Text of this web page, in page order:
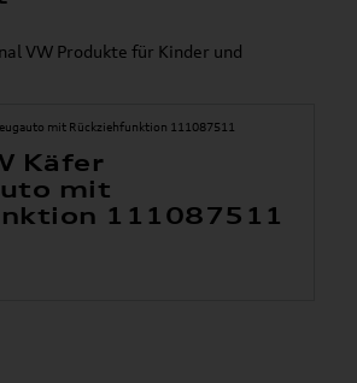
VW Produkte für Kinder und
Käfer
mit
111087511